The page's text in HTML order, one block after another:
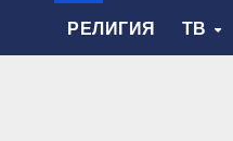
РЕЛИГИЯ ТВ